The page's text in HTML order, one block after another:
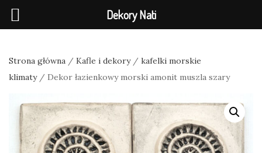
Strona główna / Kafle i dekory/ kafelki morskie
klimaty/ Dekor łazienkowy morski amonit muszla szary
Dekory Nati